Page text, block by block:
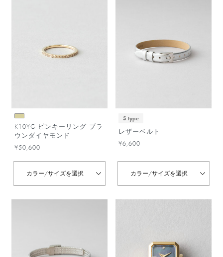
K10YG ピンキーリング ブラ
ウンダイヤモンド
¥50,600
カラー/サイズを選択
5 type
レザーベルト
¥6,600
カラー/サイズを選択